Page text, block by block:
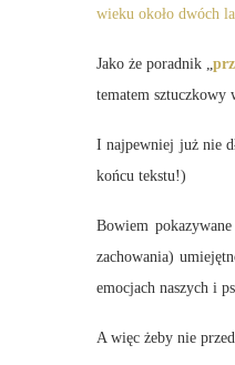
wieku około dwóch
Jako że poradnik „
tematem sztuczkowy
I najpewniej już nie
końcu tekstu!)
Bowiem
zachowania)
emocjach naszych i
A więc żeby nie